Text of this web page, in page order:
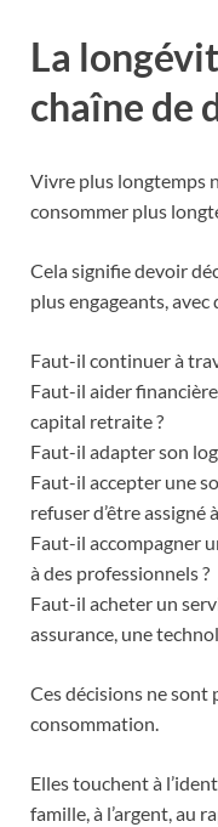
La
chaîne de
Vivre plus longtemps
consommer plus
Cela signifie devoir
plus engageants,
Faut-il continuer à
Faut-il aider
capital retraite ?
Faut-il adapter son
Faut-il accepter une
refuser d’être assigné
Faut-il accompagner
à des professionnels ?
Faut-il acheter un
assurance, une
Ces décisions ne sont
consommation.
Elles touchent à
famille, à l’argent, au